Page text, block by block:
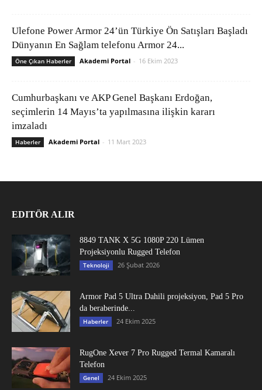
Ulefone Power Armor 24’ün Türkiye Ön Satışları Başladı
Dünyanın En Sağlam telefonu Armor 24...
Öne Çıkan Haberler Akademi Portal - 16 Ekim 2023
Cumhurbaşkanı ve AKP Genel Başkanı Erdoğan,
seçimlerin 14 Mayıs’ta yapılmasına ilişkin kararı
imzaladı
Haberler Akademi Portal - 11 Mart 2023
EDITÖR ALIR
8849 TANK X 5G 1080P 220 Lümen
Projeksiyonlu Rugged Telefon
Teknoloji 26 Şubat 2026
Armor Pad 5 Ultra Dahili projeksiyon, Pad 5 Pro
da beraberinde...
Haberler 24 Ekim 2025
RugOne Xever 7 Pro Rugged Termal Kamaralı
Telefon
Genel 24 Ekim 2025